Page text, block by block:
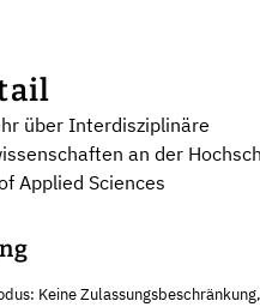
über Interdisziplinäre
an der
Applied Sciences
Keine